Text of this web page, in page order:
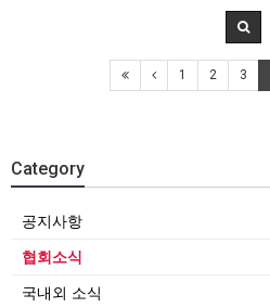
1 2 3
Category
공지사항
협회소식
국내외 소식